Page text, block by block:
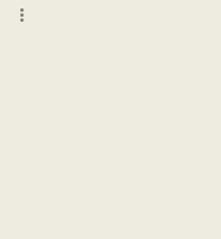
more_vert